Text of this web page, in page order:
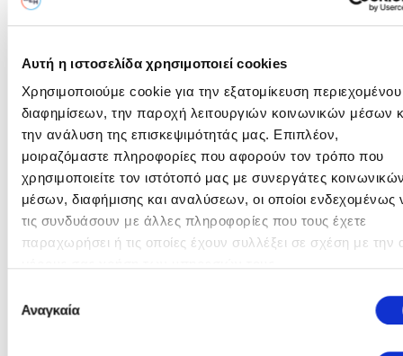
Αυτή η ιστοσελίδα χρησιμοποιεί cookies
Χρησιμοποιούμε cookie για την εξατομίκευση περιεχομένου
διαφημίσεων, την παροχή λειτουργιών κοινωνικών μέσων
την ανάλυση της επισκεψιμότητάς μας. Επιπλέον,
μοιραζόμαστε πληροφορίες που αφορούν τον τρόπο που
χρησιμοποιείτε τον ιστότοπό μας με συνεργάτες
μέσων, διαφήμισης και αναλύσεων, οι οποίοι ενδεχομένως
τις συνδυάσουν με άλλες πληροφορίες που τους έχετε
παραχωρήσει ή τις οποίες έχουν συλλέξει σε σχέση με την
συγκατάθεσης
Αναγκαία
25/06/2026 - 12:00
Στοιχεία Υποβολής
Καλέστε μας για πληροφορίες σχετικά με την υποβολή των
προτάσεων σας:
Πληροφορίες:
Νίκος Σαββάκης |
n.savvakis@ppcgroup.com |
O